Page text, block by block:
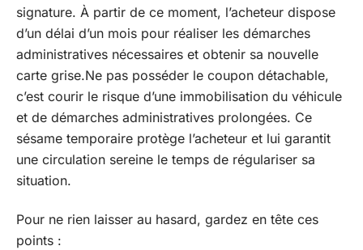
signature. À partir de ce moment, l’acheteur dispose
d’un délai d’un mois pour réaliser les démarches
administratives nécessaires et obtenir sa nouvelle
carte grise.Ne pas posséder le coupon détachable,
c’est courir le risque d’une immobilisation du véhicule
et de démarches administratives prolongées. Ce
sésame temporaire protège l’acheteur et lui garantit
une circulation sereine le temps de régulariser sa
situation.
Pour ne rien laisser au hasard, gardez en tête ces
points :